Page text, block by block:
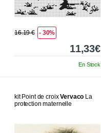
16.19 € - 30%
11,33€
En Stock
kit Point de croixVervaco La
protection maternelle